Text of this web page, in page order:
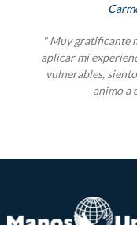
" Muy gratificante
aplicar mi
vulnerables,
animo a